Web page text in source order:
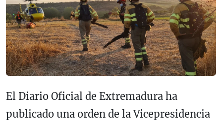
El Diario Oficial de Extremadura ha
publicado una orden de la Vicepresidencia